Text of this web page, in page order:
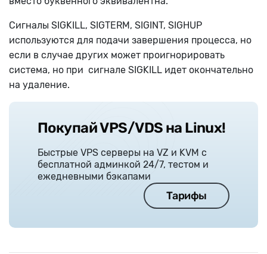
Сигналы SIGKILL, SIGTERM, SIGINT, SIGHUP
используются для подачи завершения процесса, но
если в случае других может проигнорировать
система, но при сигнале SIGKILL идет окончательно
на удаление.
Покупай VPS/VDS на Linux!
Быстрые VPS серверы на VZ и KVM с
бесплатной админкой 24/7, тестом и
ежедневными бэкапами
Тарифы